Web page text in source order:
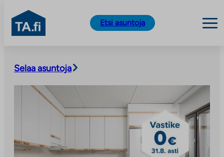
sisältöön
TA.fi
Etsi asuntoja
Selaa asuntoja